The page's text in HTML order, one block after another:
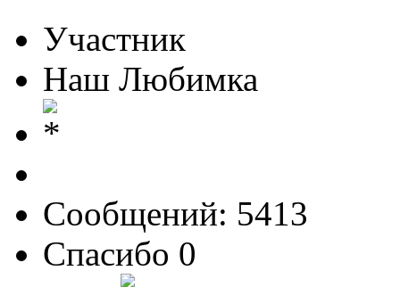
Участник
Наш Любимка
Сообщений: 5413
Спасибо 0